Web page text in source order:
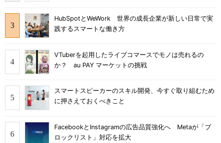
HubSpotとWeWork 世界の成長企業が新しい日常で実
践するスマートな働き方
VTuberを起用したライブコマースでモノは売れるの
か？ au PAY マーケットの挑戦
スマートスピーカーのスキル開発、今すぐ取り組むため
に押さえておくべきこと
FacebookとInstagramの広告品質強化へ Metaが「ブ
ロックリスト」対応を拡大